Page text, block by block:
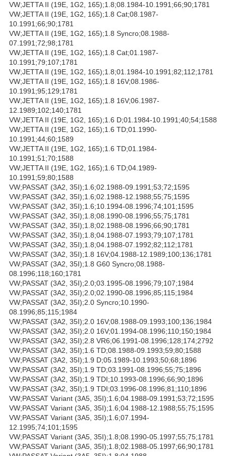
VW;JETTA II (19E, 1G2, 165);1.8;08.1984-10.1991;66;90;1781
VW;JETTA II (19E, 1G2, 165);1.8 Cat;08.1987-
10.1991;66;90;1781
VW;JETTA II (19E, 1G2, 165);1.8 Syncro;08.1988-
07.1991;72;98;1781
VW;JETTA II (19E, 1G2, 165);1.8 Cat;01.1987-
10.1991;79;107;1781
VW;JETTA II (19E, 1G2, 165);1.8;01.1984-10.1991;82;112;1781
VW;JETTA II (19E, 1G2, 165);1.8 16V;08.1986-
10.1991;95;129;1781
VW;JETTA II (19E, 1G2, 165);1.8 16V;06.1987-
12.1989;102;140;1781
VW;JETTA II (19E, 1G2, 165);1.6 D;01.1984-10.1991;40;54;1588
VW;JETTA II (19E, 1G2, 165);1.6 TD;01.1990-
10.1991;44;60;1589
VW;JETTA II (19E, 1G2, 165);1.6 TD;01.1984-
10.1991;51;70;1588
VW;JETTA II (19E, 1G2, 165);1.6 TD;04.1989-
10.1991;59;80;1588
VW;PASSAT (3A2, 35I);1.6;02.1988-09.1991;53;72;1595
VW;PASSAT (3A2, 35I);1.6;02.1988-12.1988;55;75;1595
VW;PASSAT (3A2, 35I);1.6;10.1994-08.1996;74;101;1595
VW;PASSAT (3A2, 35I);1.8;08.1990-08.1996;55;75;1781
VW;PASSAT (3A2, 35I);1.8;02.1988-08.1996;66;90;1781
VW;PASSAT (3A2, 35I);1.8;04.1988-07.1993;79;107;1781
VW;PASSAT (3A2, 35I);1.8;04.1988-07.1992;82;112;1781
VW;PASSAT (3A2, 35I);1.8 16V;04.1988-12.1989;100;136;1781
VW;PASSAT (3A2, 35I);1.8 G60 Syncro;08.1988-
08.1996;118;160;1781
VW;PASSAT (3A2, 35I);2.0;03.1995-08.1996;79;107;1984
VW;PASSAT (3A2, 35I);2.0;02.1990-08.1996;85;115;1984
VW;PASSAT (3A2, 35I);2.0 Syncro;10.1990-
08.1996;85;115;1984
VW;PASSAT (3A2, 35I);2.0 16V;08.1988-09.1993;100;136;1984
VW;PASSAT (3A2, 35I);2.0 16V;01.1994-08.1996;110;150;1984
VW;PASSAT (3A2, 35I);2.8 VR6;06.1991-08.1996;128;174;2792
VW;PASSAT (3A2, 35I);1.6 TD;08.1988-09.1993;59;80;1588
VW;PASSAT (3A2, 35I);1.9 D;05.1989-10.1993;50;68;1896
VW;PASSAT (3A2, 35I);1.9 TD;03.1991-08.1996;55;75;1896
VW;PASSAT (3A2, 35I);1.9 TDI;10.1993-08.1996;66;90;1896
VW;PASSAT (3A2, 35I);1.9 TDI;03.1996-08.1996;81;110;1896
VW;PASSAT Variant (3A5, 35I);1.6;04.1988-09.1991;53;72;1595
VW;PASSAT Variant (3A5, 35I);1.6;04.1988-12.1988;55;75;1595
VW;PASSAT Variant (3A5, 35I);1.6;07.1994-
12.1995;74;101;1595
VW;PASSAT Variant (3A5, 35I);1.8;08.1990-05.1997;55;75;1781
VW;PASSAT Variant (3A5, 35I);1.8;02.1988-05.1997;66;90;1781